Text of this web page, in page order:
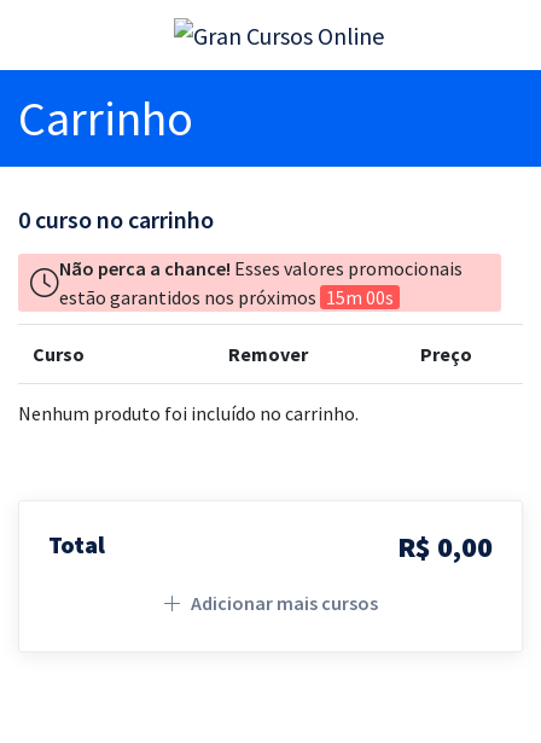
Carrinho
0 curso no carrinho
Não perca a chance! Esses valores promocionais
estão garantidos nos próximos 15m 00s
Curso Remover Preço
Nenhum produto foi incluído no carrinho.
Total R$ 0,00
Adicionar mais cursos